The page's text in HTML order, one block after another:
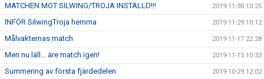
MATCHEN MOT SILWING/TROJA INSTÄLLD!!! 2019-11-30 10:25
INFÖR SilwingTroja hemma 2019-11-29 10:12
Målvakternas match 2019-11-17 22:28
Men nu läll... äre match igen! 2019-11-15 10:33
Summering av första fjärdedelen 2019-10-29 12:02